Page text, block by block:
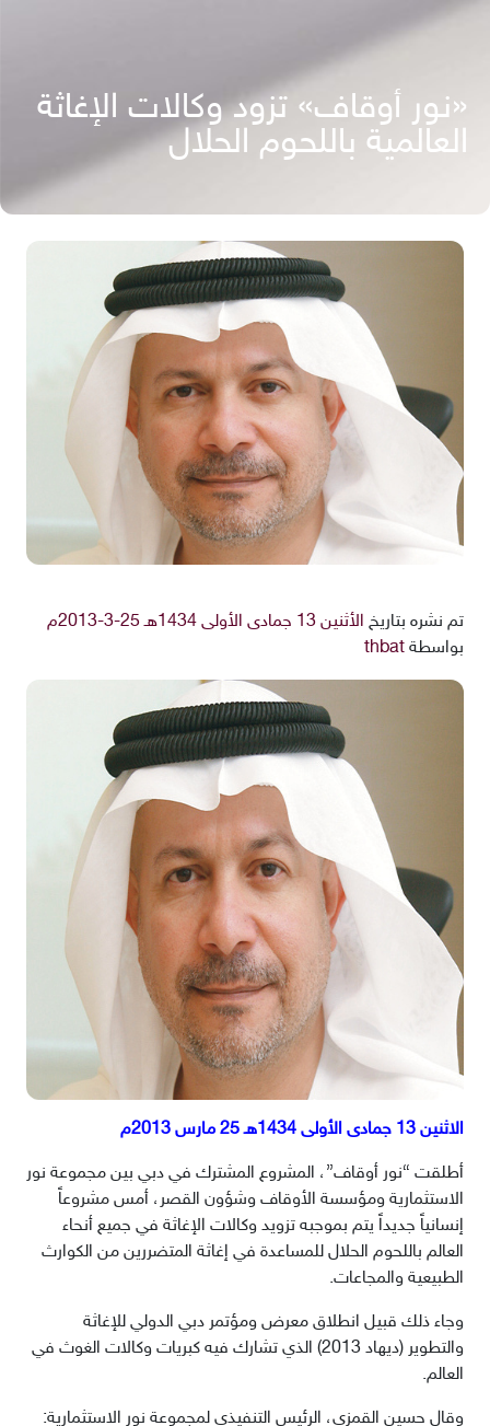
«نور أوقاف» تزود وكالات الإغاثة
العالمية باللحوم الحلال
تم نشره بتاريخ الأثنين 13 جمادى الأولى 1434هـ 25-3-2013م
بواسطة thbat
الاثنين 13 جمادى الأولى 1434هـ 25 مارس 2013م
أطلقت “نور أوقاف”، المشروع المشترك في دبي بين مجموعة نور
الاستثمارية ومؤسسة الأوقاف وشؤون القصر، أمس مشروعاً
إنسانياً جديداً يتم بموجبه تزويد وكالات الإغاثة في جميع أنحاء
العالم باللحوم الحلال للمساعدة في إغاثة المتضررين من الكوارث
الطبيعية والمجاعات.
وجاء ذلك قبيل انطلاق معرض ومؤتمر دبي الدولي للإغاثة
والتطوير (ديهاد 2013) الذي تشارك فيه كبريات وكالات الغوث في
العالم.
وقال حسين القمزي، الرئيس التنفيذي لمجموعة نور الاستثمارية: